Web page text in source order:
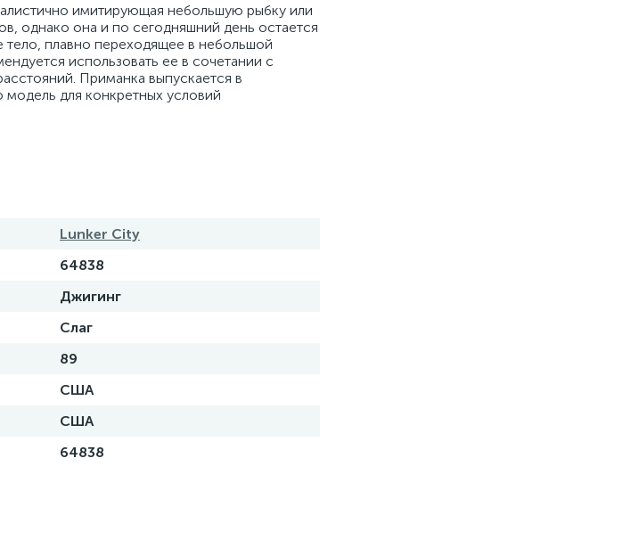
имитирующая небольшую рыбку или
однако она и по сегодняшний день остается
плавно переходящее в небольшой
использовать ее в сочетании с
Приманка выпускается в
для конкретных условий
Lunker City
64838
Джигинг
Слаг
89
США
США
64838